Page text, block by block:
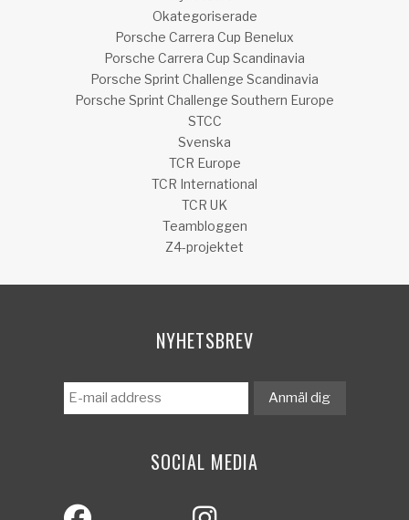
Okategoriserade
Porsche Carrera Cup Benelux
Porsche Carrera Cup Scandinavia
Porsche Sprint Challenge Scandinavia
Porsche Sprint Challenge Southern Europe
STCC
Svenska
TCR Europe
TCR International
TCR UK
Teambloggen
Z4-projektet
NYHETSBREV
SOCIAL MEDIA